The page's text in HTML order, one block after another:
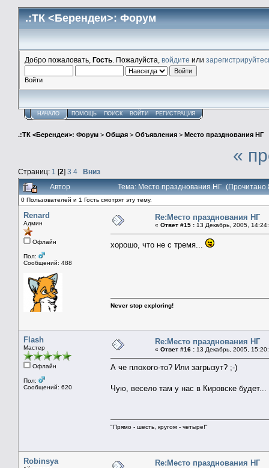
.:ТК <Берендеи>: Форум
Добро пожаловать, Гость . Пожалуйста, войдите или
Войти
НАЧАЛО ПОМОЩЬ ПОИСК ВОЙТИ РЕГИСТРАЦИЯ
.:ТК <Берендеи>: Форум > Общая > Объявления > Место празднования НГ
Страниц: 1 [2] 3 4 Вниз
«
Автор Тема: Место празднования НГ (Прочитано
0 Пользователей и 1 Гость смотрят эту тему.
Renard
Админ
Офлайн
Пол:
Сообщений: 488
Re:Место празднования НГ
« Ответ #15 : 13 Декабрь, 2005,
хорошо, что не с тремя...
Never stop exploring!
Flash
Мастер
Офлайн
Пол:
Сообщений: 620
Re:Место празднования НГ
« Ответ #16 : 13 Декабрь, 2005,
А че плохого-то? Или загрызут? ;-)
Чую, весело там у нас в Кировске
"Прямо - шесть, кругом - четыре!"
Robinsya Re:Место празднования НГ